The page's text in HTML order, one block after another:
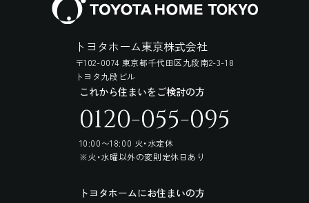
トヨタホーム東京株式会社
〒102-0074 東京都千代田区九段南2-3-18
トヨタ九段ビル
これから住まいをご検討の方
0120-055-095
10:00〜18:00 火・水定休
※火・水曜以外の変則定休日あり
トヨタホームにお住まいの方